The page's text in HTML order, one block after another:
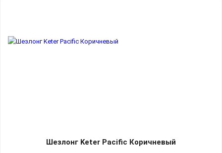
Шезлонг Keter Pacific Коричневый